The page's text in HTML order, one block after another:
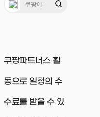
쿠팡파트너스 활
동으로 일정의 수
수료를 받을 수 있